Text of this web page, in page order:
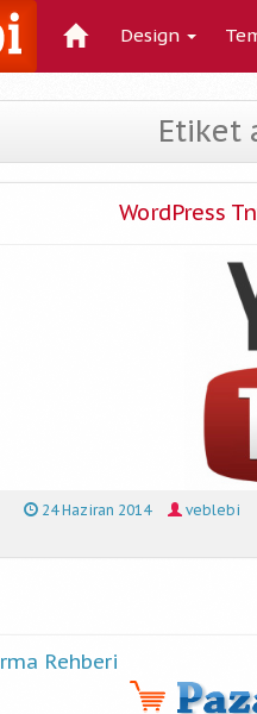
Design
Etiket
WordPress
24 Haziran 2014 veblebi